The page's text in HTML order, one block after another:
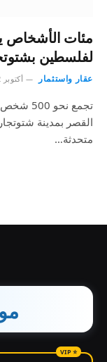
مئات الأشخاص
لفلسطين
عقار واستثمار أكتوبر 22, 2023
تجمع
القصر بمدينة
متحدثة…